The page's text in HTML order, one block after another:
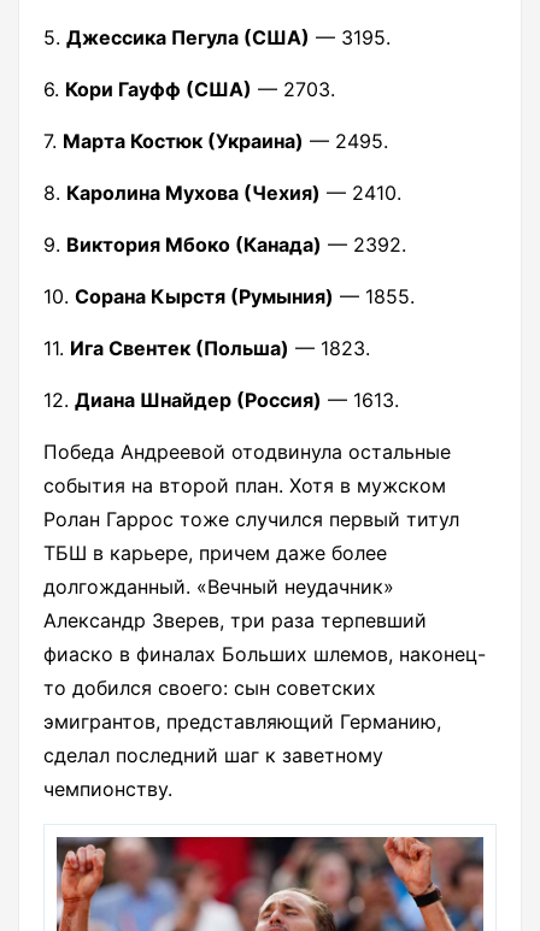
5. Джессика Пегула (США) — 3195.
6. Кори Гауфф (США) — 2703.
7. Марта Костюк (Украина) — 2495.
8. Каролина Мухова (Чехия) — 2410.
9. Виктория Мбоко (Канада) — 2392.
10. Сорана Кырстя (Румыния) — 1855.
11. Ига Свентек (Польша) — 1823.
12. Диана Шнайдер (Россия) — 1613.
Победа Андреевой отодвинула остальные
события на второй план. Хотя в мужском
Ролан Гаррос тоже случился первый титул
ТБШ в карьере, причем даже более
долгожданный. «Вечный неудачник»
Александр Зверев, три раза терпевший
фиаско в финалах Больших шлемов, наконец-
то добился своего: сын советских
эмигрантов, представляющий Германию,
сделал последний шаг к заветному
чемпионству.